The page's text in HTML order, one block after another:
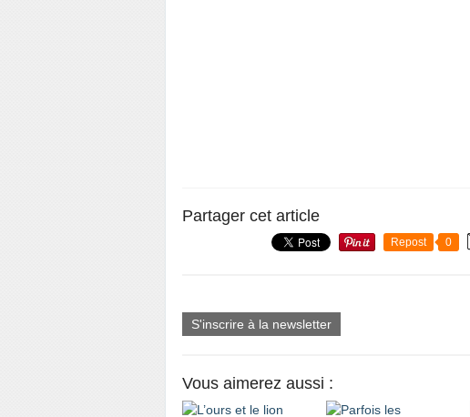
Partager cet article
Repost 0
S'inscrire à la newsletter
Vous aimerez aussi :